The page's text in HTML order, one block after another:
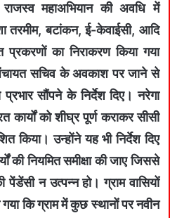
महाअभियान की अवधि में
तरमीम, बटांकन, ई-केवाईसी, आदि
का निराकरण किया गया
सचिव के अवकाश पर जाने से
सौंपने के निर्देश दिए। नरेगा
को शीघ्र पूर्ण कराकर सीसी
किया। उन्होंने यह भी निर्देश दिए
की नियमित समीक्षा की जाए जिससे
पेंडेंसी न उत्पन्न हो। ग्राम वासियों
कि ग्राम में कुछ स्थानों पर नवीन